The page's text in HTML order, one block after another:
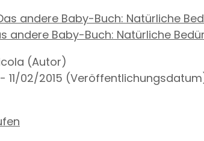
andere Baby-Buch: Natürliche
(Autor)
11/02/2015